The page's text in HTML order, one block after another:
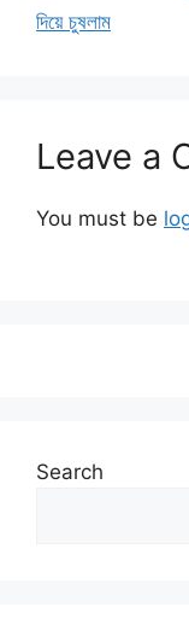
দিয়ে চুষলাম
Leave a
You must be
Search